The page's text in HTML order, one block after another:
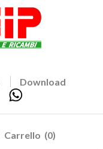
Download
Carrello (0)